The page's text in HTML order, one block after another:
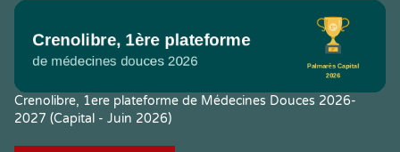
Crenolibre, 1ere plateforme de Médecines Douces 2026-
2027 (Capital - Juin 2026)